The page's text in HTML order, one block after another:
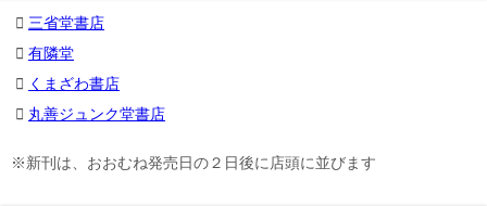
三省堂書店
有隣堂
くまざわ書店
丸善ジュンク堂書店
※新刊は、おおむね発売日の２日後に店頭に並びます